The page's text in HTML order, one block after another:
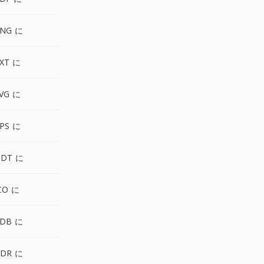
に
に
に
に
に
に
に
に